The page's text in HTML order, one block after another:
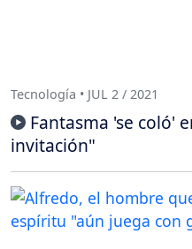
Tecnología • JUL 2 / 2021
Fantasma 'se coló'
invitación"